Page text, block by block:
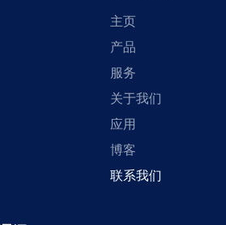
主页
产品
服务
关于我们
应用
博客
联系我们